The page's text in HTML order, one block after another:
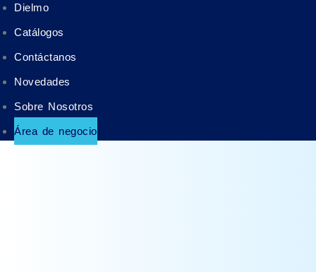
Dielmo
Catálogos
Contáctanos
Novedades
Sobre Nosotros
Área de negocio